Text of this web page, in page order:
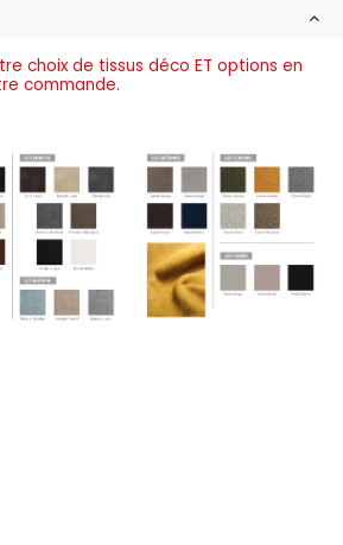
choix de tissus déco ET options en
commande.